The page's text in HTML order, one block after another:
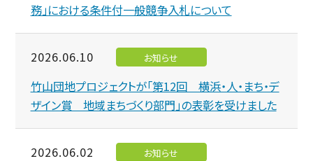
務」における条件付一般競争入札について
2026.06.10 お知らせ
竹山団地プロジェクトが「第12回 横浜・人・まち・デ
ザイン賞 地域まちづくり部門」の表彰を受けました
2026.06.02 お知らせ